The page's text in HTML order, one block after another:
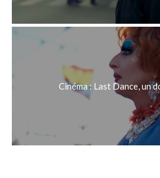
Cinéma : Last Dance, un